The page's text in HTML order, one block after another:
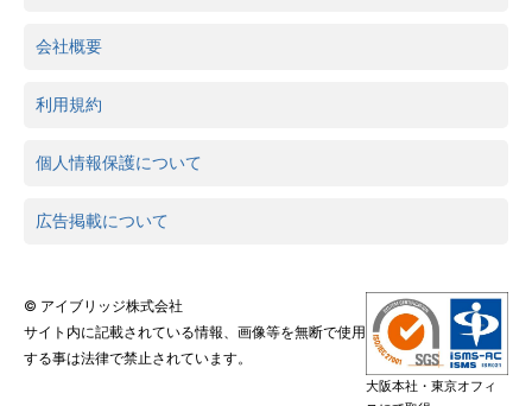
会社概要
利用規約
個人情報保護について
広告掲載について
© アイブリッジ株式会社
サイト内に記載されている情報、画像等を無断で使用
する事は法律で禁止されています。
大阪本社・東京オフィ